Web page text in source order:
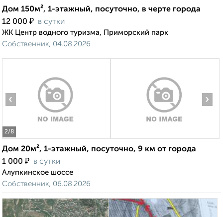
Дом 150м², 1-этажный, посуточно, в черте города
12 000 ₽ в сутки
ЖК Центр водного туризма, Приморский парк
Собственник, 04.08.2026
2/8
‹ ›
Дом 20м², 1-этажный, посуточно, 9 км от города
1 000 ₽ в сутки
Алупкинское шоссе
Собственник, 06.08.2026